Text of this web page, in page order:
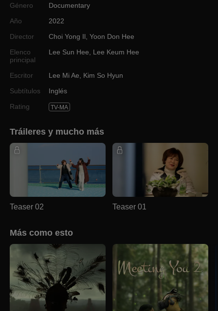
Género
Documentary
Año
2022
Director
Choi Yong Il Yoon Don Hee
Elenco
principal
Lee Sun Hee Lee Keum Hee
Escritor Lee Mi Ae
Kim So Hyun
Subtítulos
Inglés
Rating
TV-MA
Tráileres y mucho más
Teaser 02 Teaser 01
Más como esto